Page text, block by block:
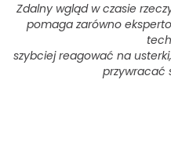
Zdalny wgląd w czasie
pomaga zarówno
szybciej reagować na
przywracać